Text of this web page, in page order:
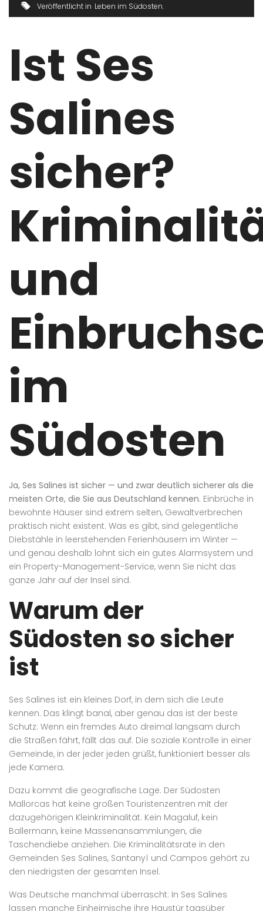
Veröffentlicht in Leben im Südosten
Ist Ses
Salines
sicher?
und
im
Südosten
Ja, Ses Salines ist sicher — und zwar deutlich sicherer als die
meisten Orte, die Sie aus Deutschland kennen. Einbrüche in
bewohnte Häuser sind extrem selten, Gewaltverbrechen
praktisch nicht existent. Was es gibt, sind gelegentliche
Diebstähle in leerstehenden Ferienhäusern im Winter —
und genau deshalb lohnt sich ein gutes Alarmsystem und
ein Property-Management-Service, wenn Sie nicht das
ganze Jahr auf der Insel sind.
Warum der
Südosten so sicher
ist
Ses Salines ist ein kleines Dorf, in dem sich die Leute
kennen. Das klingt banal, aber genau das ist der beste
Schutz: Wenn ein fremdes Auto dreimal langsam durch
die Straßen fährt, fällt das auf. Die soziale Kontrolle in einer
Gemeinde, in der jeder jeden grüßt, funktioniert besser als
jede Kamera.
Dazu kommt die geografische Lage. Der Südosten
Mallorcas hat keine großen Touristenzentren mit der
dazugehörigen Kleinkriminalität. Kein Magaluf, kein
Ballermann, keine Massenansammlungen, die
Taschendiebe anziehen. Die Kriminalitätsrate in den
Gemeinden Ses Salines, Santanyí und Campos gehört zu
den niedrigsten der gesamten Insel.
Was Deutsche manchmal überrascht: In Ses Salines
lassen manche Einheimische ihre Haustür tagsüber